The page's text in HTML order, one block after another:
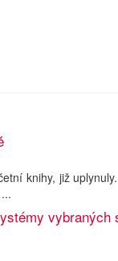
knihy, již
vybraných